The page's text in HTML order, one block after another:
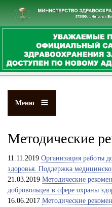
Меню
Методические
11.11.2019 Организация работы
здоровья. Поддержка
21.03.2019 Методические
добровольцев в сфере охраны
16.06.2017 Методические